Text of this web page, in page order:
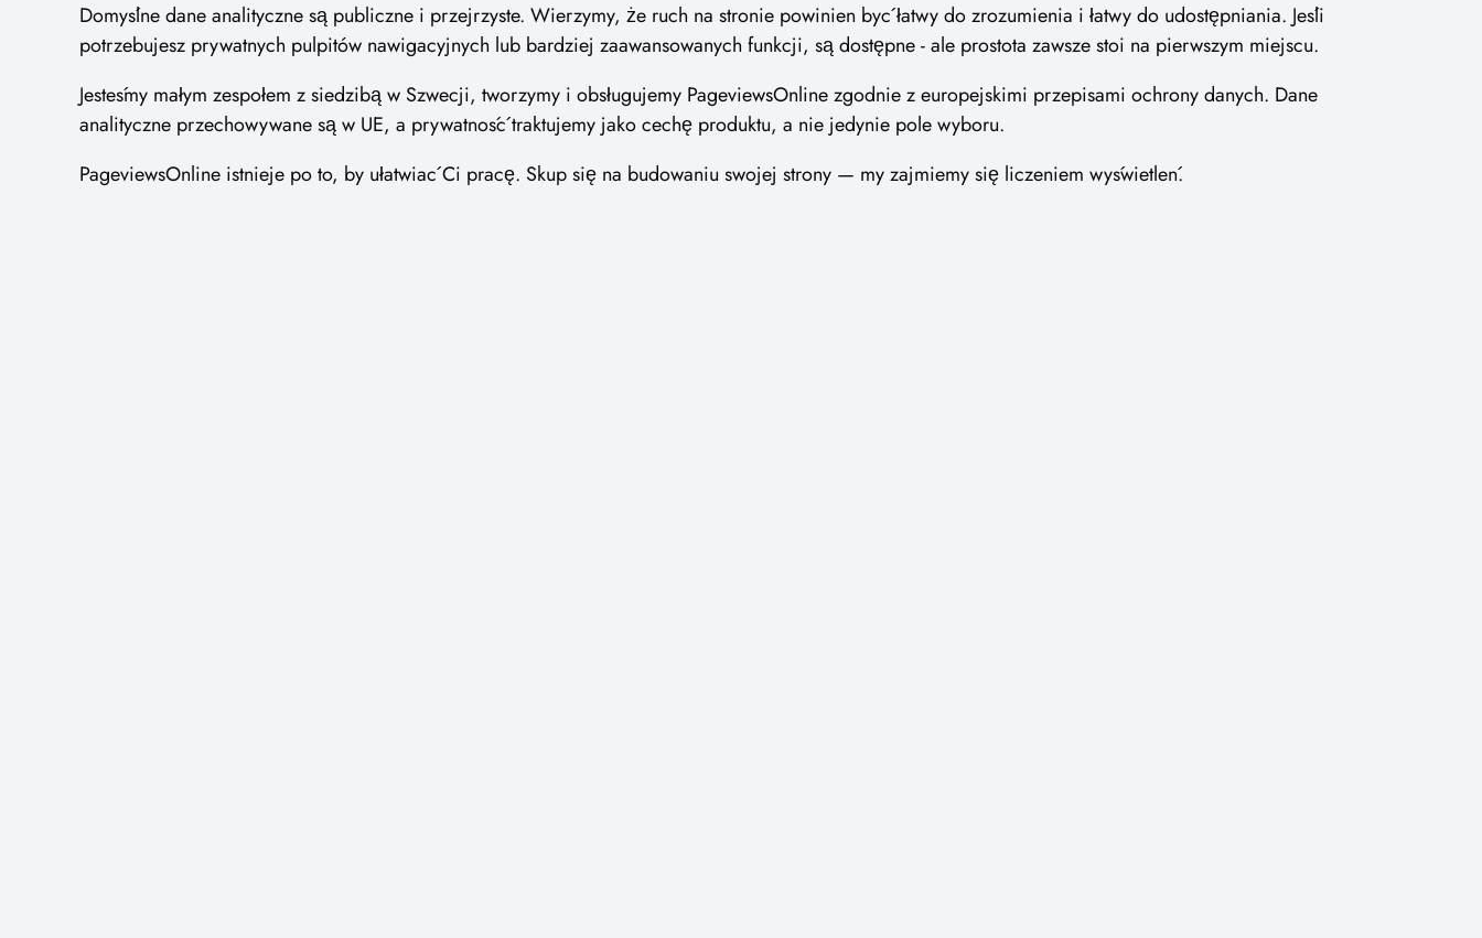
Domyślne dane analityczne są publiczne i przejrzyste. Wierzymy, że ruch na stronie powinien być łatwy do zrozumienia i łatwy do udostępniania. Jeśli
potrzebujesz prywatnych pulpitów nawigacyjnych lub bardziej zaawansowanych funkcji, są dostępne - ale prostota zawsze stoi na pierwszym miejscu.
Jesteśmy małym zespołem z siedzibą w Szwecji, tworzymy i obsługujemy PageviewsOnline zgodnie z europejskimi przepisami ochrony danych. Dane
analityczne przechowywane są w UE, a prywatność traktujemy jako cechę produktu, a nie jedynie pole wyboru.
PageviewsOnline istnieje po to, by ułatwiać Ci pracę. Skup się na budowaniu swojej strony — my zajmiemy się liczeniem wyświetleń.